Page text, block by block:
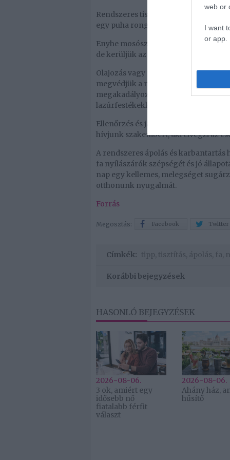
web or
I want
or app.
Rendszeres tisztítás: A fából készült
egy puha ronggyal vagy szivaccsal,
Enyhe mosószert használjunk: Ha
de kerüljük az erős vegyszereket,
Olajozás vagy festés: A fa
megvédjük a nedvességtől és a
megakadályozza a fa kiszáradását
lazúrfestékekkel akár új színt is
Ellenőrzés és javítás: Időnként
hívjunk szakembert, aki elvégzi az
A rendszeres ápolás és
fa nyílászárók szépségét és jó
nap egy kellemes, melegséget
otthonunk nyugalmát.
Forrás
Megosztás: Facebook Twitter
Címkék: tipp tisztítás ápolás fa
Korábbi bejegyzések
HASONLÓ BEJEGYZÉSEK
2026-08-06.
3 ok, amiért egy
idősebb nő
fiatalabb férfit
választ
2026-08-06.
Ahány ház,
hűsítő